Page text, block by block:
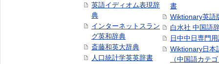
英語イディオム表現辞
典
インターネットスラン
グ英和辞典
斎藤和英大辞典
人口統計学英英辞書
書
Wiktionary英語
白水社 中国語
日中中日専門
Wiktionary日本
（中国語カテ